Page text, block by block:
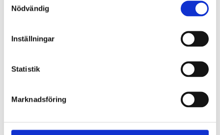
Nödvändig
Inställningar
Statistik
Marknadsföring
SENASTE INLÄGGEN
Actionpics nyheter 27 november
Actionpics nyheter 20 mars